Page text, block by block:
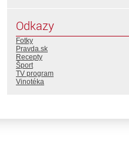
Odkazy
Fotky
Pravda.sk
Recepty
Šport
TV program
Vinotéka